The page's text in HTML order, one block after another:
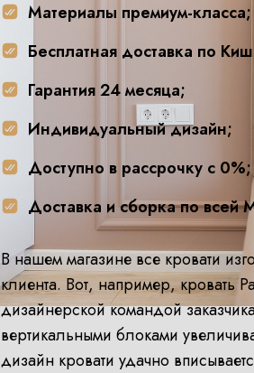
Материалы премиум-класса;
Бесплатная доставка по
Гарантия 24 месяца;
Индивидуальный дизайн;
Доступно в рассрочку с 0%;
Доставка и сборка по всей
В нашем магазине все кровати
клиента. Вот, например, кровать
дизайнерской командой
вертикальными блоками
дизайн кровати удачно